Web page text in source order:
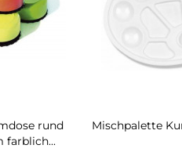
rund
farblich...
Mischpalette